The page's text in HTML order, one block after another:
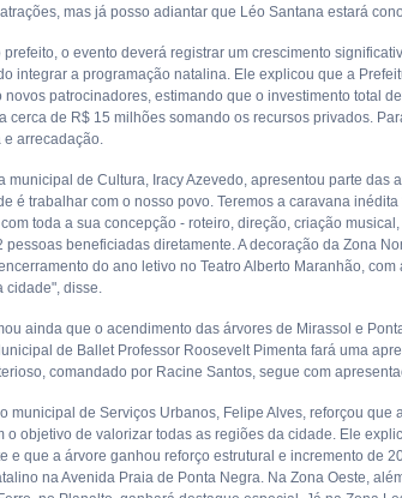
mas já posso adiantar que Léo Santana estará
prefeito, o evento deverá registrar um crescimento
integrar a programação natalina. Ele explicou que a
novos patrocinadores, estimando que o investimento total
cerca de R$ 15 milhões somando os recursos privados.
e arrecadação.
municipal de Cultura, Iracy Azevedo, apresentou parte
é trabalhar com o nosso povo. Teremos a caravana
toda a sua concepção - roteiro, direção, criação
pessoas beneficiadas diretamente. A decoração da Zona
do ano letivo no Teatro Alberto Maranhão,
cidade", disse.
ainda que o acendimento das árvores de Mirassol e
de Ballet Professor Roosevelt Pimenta fará uma
comandado por Racine Santos, segue com
municipal de Serviços Urbanos, Felipe Alves, reforçou
o objetivo de valorizar todas as regiões da cidade. Ele
e que a árvore ganhou reforço estrutural e incremento de
na Avenida Praia de Ponta Negra. Na Zona Oeste,